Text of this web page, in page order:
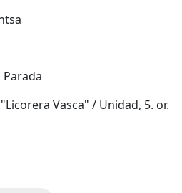
Vasca" / Unidad, 5. or.